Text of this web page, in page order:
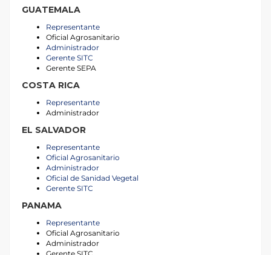
GUATEMALA
Representante
Oficial Agrosanitario
Administrador
Gerente SITC
Gerente SEPA
COSTA RICA
Representante
Administrador
EL SALVADOR
Representante
Oficial Agrosanitario
Administrador
Oficial de Sanidad Vegetal
Gerente SITC
PANAMA
Representante
Oficial Agrosanitario
Administrador